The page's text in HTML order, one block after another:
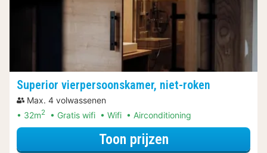
Superior vierpersoonskamer, niet-roken
Max. 4 volwassenen
32m2 Gratis wifi Wifi Airconditioning
Toon prijzenvoor Superior